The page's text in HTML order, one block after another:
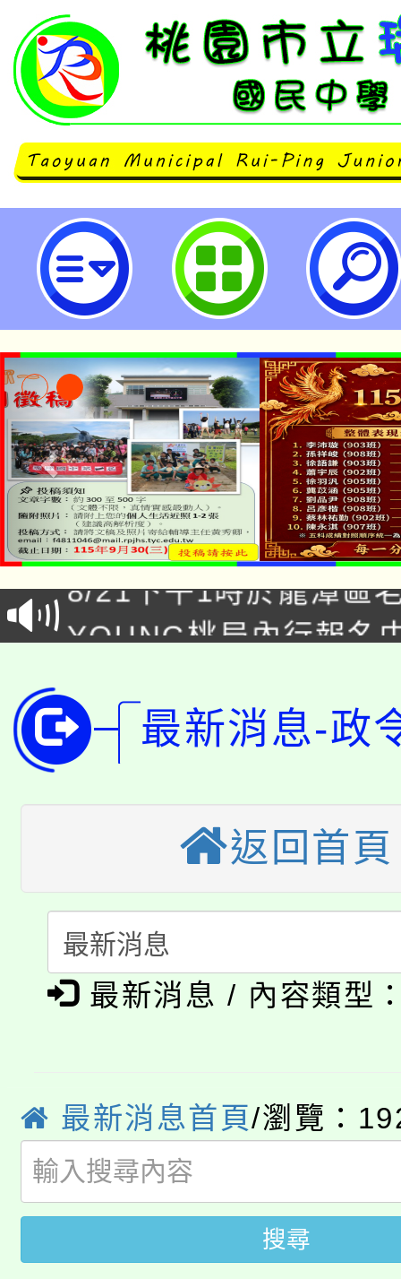
115學年度桃連區高級中等學校免
桃園市立瑞坪國民中學
「本色祭」8/29、30在
場熱烈登場!
8/21下午1時於龍潭區
徵才活動。
YOUNG桃局內行報名
開!
115年桃園市運動會8/
田徑場及游泳池舉行。
桃園市低收入戶享有免
視費優惠，中低收入戶
半價優惠，詳情可洽有
者。
大園自造教育及科技中
份教師增能研習
大溪自造教育及科技
份教師研習
淨零綠生活教案入校路
會
115年食農教育專業人
程
「本色祭」8/29、30在
局官網。
8月14至27日，桃園電
開!
115年桃園市運動會8/
田徑場及游泳池舉行。
桃園市低收入戶享有免
視費優惠，中低收入戶
大園自造教育及科技
最新消息-政
返回首頁
最新消息 / 內容類型
最新消息首頁/瀏覽：
搜尋